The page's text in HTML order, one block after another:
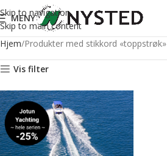
Skip to navigation
Skip to main content
MENY
Hjem Produkter med stikkord «toppstrøk»
Vis filter